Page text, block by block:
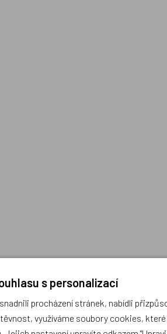
s personalizací
procházení stránek, nabídli
využíváme soubory cookies,